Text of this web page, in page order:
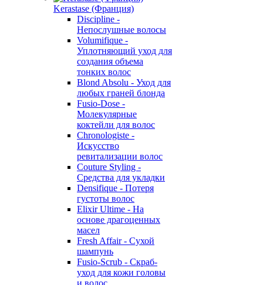
Kerastase (Франция)
Discipline -
Непослушные волосы
Volumifique -
Уплотняющий уход для
создания объема
тонких волос
Blond Absolu - Уход для
любых граней блонда
Fusio-Dose -
Молекулярные
коктейли для волос
Chronologiste -
Искусство
ревитализации волос
Couture Styling -
Средства для укладки
Densifique - Потеря
густоты волос
Elixir Ultime - На
основе драгоценных
масел
Fresh Affair - Сухой
шампунь
Fusio-Scrub - Скраб-
уход для кожи головы
и волос